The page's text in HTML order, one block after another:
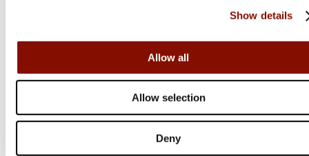
Show details
Allow all
Allow selection
Deny